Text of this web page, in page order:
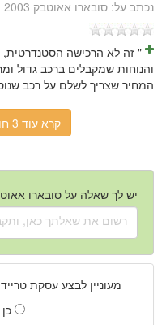
נכתב על: סובארו אאוטבק 2003 פנאי שטח 5 דלתות
" זה לא הרכישה
המחיר שצריך לשלם על רכב
קרא עוד 3 חוות דעת על רכב זה.
יש לך שאלה על סובארו אאוטבק 1998 - 2004 יד
מעוניין לבצע עסקת
כן